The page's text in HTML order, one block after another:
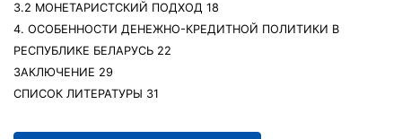
3.2 МОНЕТАРИСТСКИЙ ПОДХОД 18
4. ОСОБЕННОСТИ ДЕНЕЖНО-КРЕДИТНОЙ ПОЛИТИКИ В
РЕСПУБЛИКЕ БЕЛАРУСЬ 22
ЗАКЛЮЧЕНИЕ 29
СПИСОК ЛИТЕРАТУРЫ 31